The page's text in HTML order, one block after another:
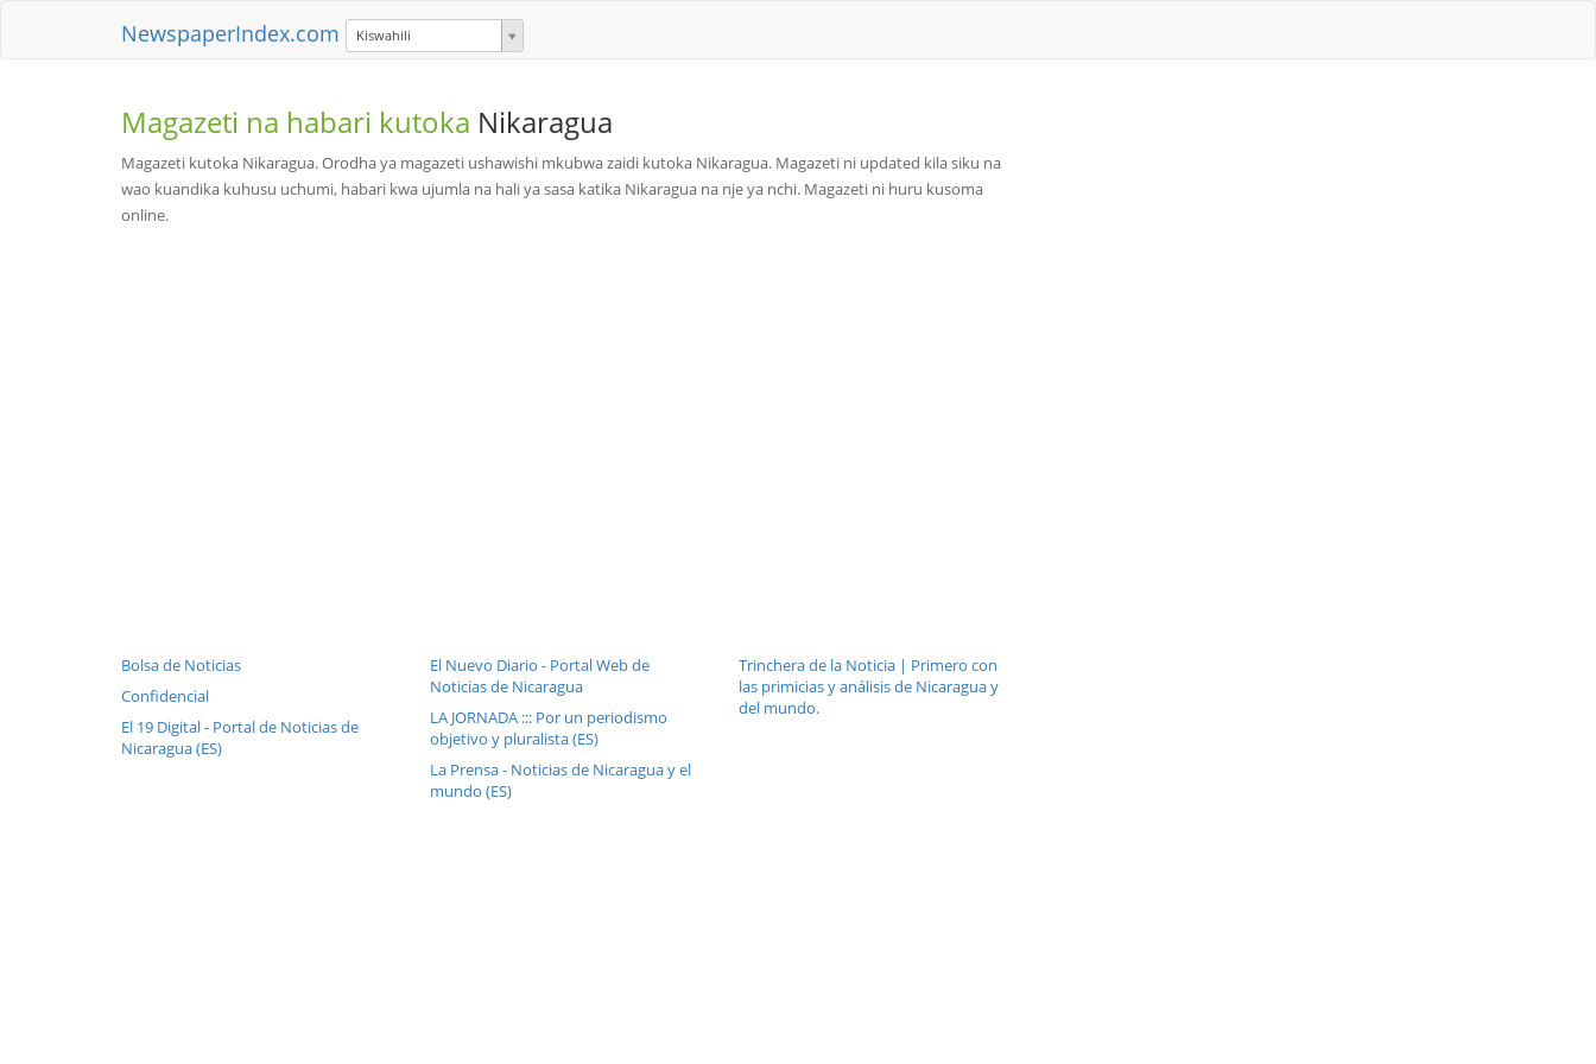
NewspaperIndex.com Kiswahili
Magazeti na habari kutoka Nikaragua
Magazeti kutoka Nikaragua. Orodha ya magazeti ushawishi mkubwa zaidi kutoka Nikaragua. Magazeti ni updated kila siku na
wao kuandika kuhusu uchumi, habari kwa ujumla na hali ya sasa katika Nikaragua na nje ya nchi. Magazeti ni huru kusoma
online.
Bolsa de Noticias
Confidencial
El 19 Digital - Portal de Noticias de
Nicaragua (ES)
El Nuevo Diario - Portal Web de
Noticias de Nicaragua
LA JORNADA ::: Por un periodismo
objetivo y pluralista (ES)
La Prensa - Noticias de Nicaragua y el
mundo (ES)
Trinchera de la Noticia | Primero con
las primicias y análisis de Nicaragua y
del mundo.